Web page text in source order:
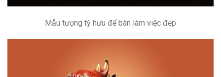
Mẫu tượng tỳ hưu để bàn làm việc đẹp